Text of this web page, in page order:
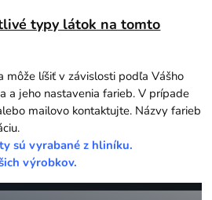
typy látok na tomto
môže líšiť v závislosti podľa Vášho
a jeho nastavenia farieb. V prípade
mailovo kontaktujte. Názvy farieb
sú vyrabané z hliníku.
výrobkov.